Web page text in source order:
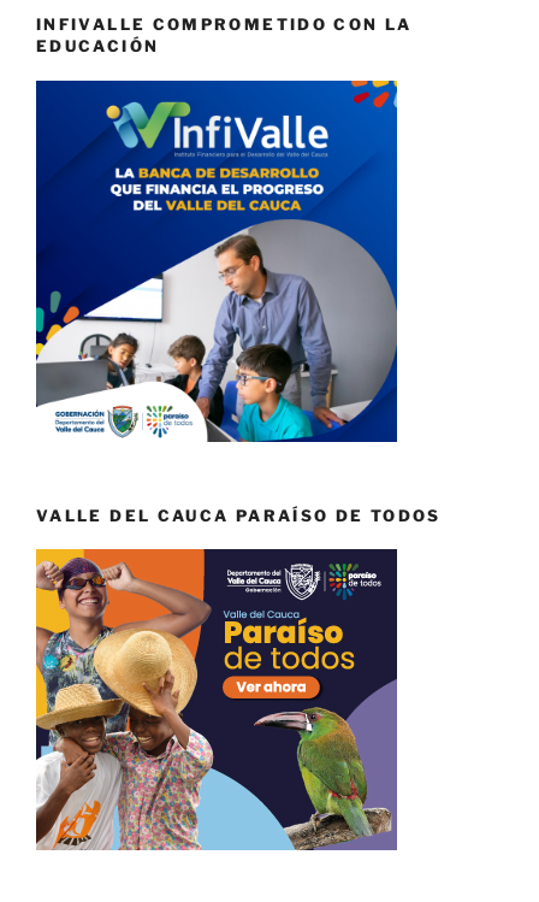
INFIVALLE COMPROMETIDO CON LA
EDUCACIÓN
VALLE DEL CAUCA PARAÍSO DE TODOS